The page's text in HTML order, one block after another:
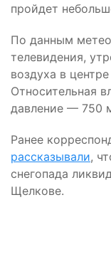
пройдет
По данным
телевидения,
воздуха в
Относительная
давление — 750
Ранее
рассказывали,
снегопада
Щелкове.